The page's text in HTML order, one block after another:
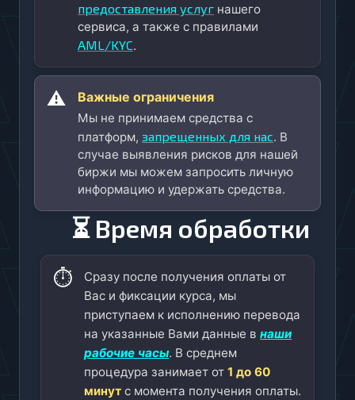
предоставления услуг нашего
сервиса, а также с правилами
AML/KYC.
⚠️
Важные ограничения
Мы не принимаем средства с
платформ, запрещенных для нас. В
случае выявления рисков для нашей
биржи мы можем запросить личную
информацию и удержать средства.
⏳ Время обработки
⏱️
Сразу после получения оплаты от
Вас и фиксации курса, мы
приступаем к исполнению перевода
на указанные Вами данные в наши
рабочие часы. В среднем
процедура занимает от 1 до 60
минут с момента получения оплаты.